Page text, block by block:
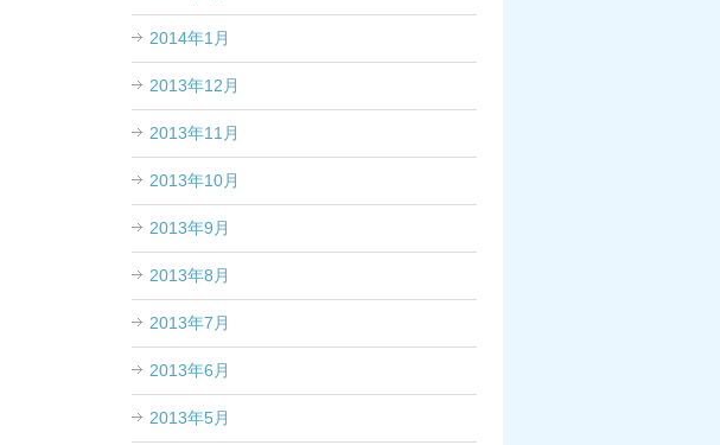
2014年1月
2013年12月
2013年11月
2013年10月
2013年9月
2013年8月
2013年7月
2013年6月
2013年5月